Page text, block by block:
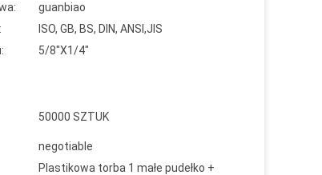
guanbiao
ISO, GB, BS, DIN, ANSI,JIS
5/8"X1/4"
50000 SZTUK
negotiable
Plastikowa torba 1 małe pudełko +